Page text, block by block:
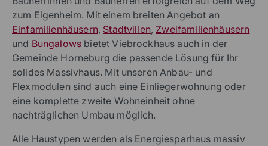
zum Eigenheim. Mit einem breiten Angebot an
Einfamilienhäusern, Stadtvillen, Zweifamilienhäusern
und Bungalows bietet Viebrockhaus auch in der
Gemeinde Horneburg die passende Lösung für Ihr
solides Massivhaus. Mit unseren Anbau- und
Flexmodulen sind auch eine Einliegerwohnung oder
eine komplette zweite Wohneinheit ohne
nachträglichen Umbau möglich.
Alle Haustypen werden als Energiesparhaus massiv